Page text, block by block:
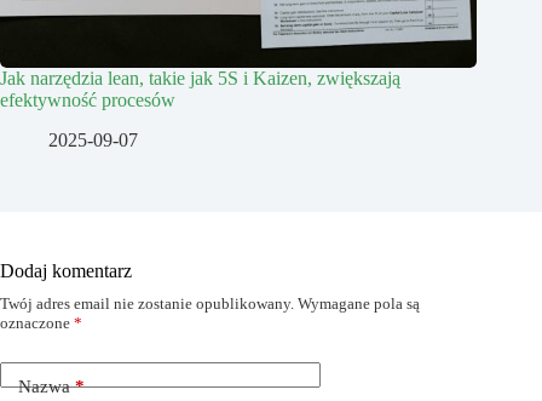
Jak narzędzia lean, takie jak 5S i Kaizen, zwiększają
efektywność procesów
2025-09-07
Dodaj komentarz
Twój adres email nie zostanie opublikowany. Wymagane pola są
oznaczone *
Nazwa*